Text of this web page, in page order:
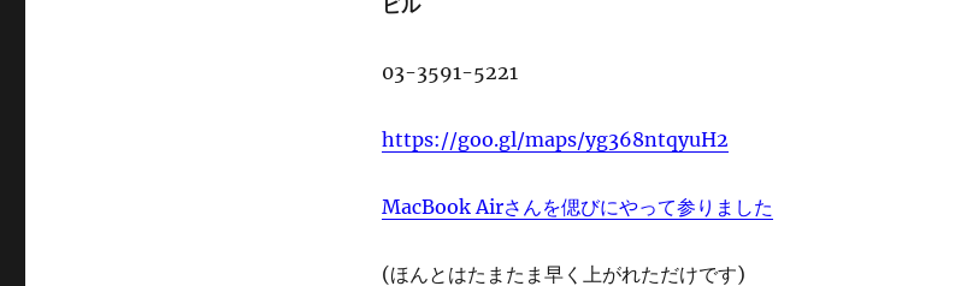
ビル
03-3591-5221
https://goo.gl/maps/yg368ntqyuH2
MacBook Airさんを偲びにやって参りました
(ほんとはたまたま早く上がれただけです)